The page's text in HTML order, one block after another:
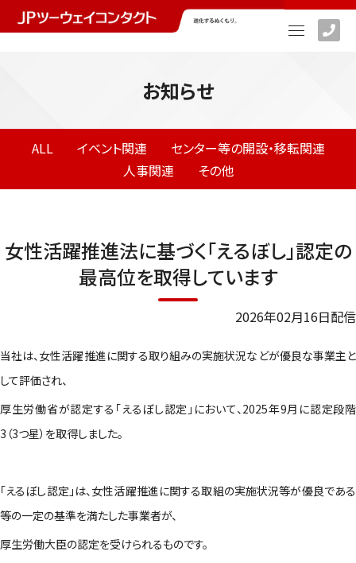
お知らせ
ALL イベント関連
センター等の開設・移転関連
人事関連
その他
女性活躍推進法に基づく「えるぼし」認定の
最高位を取得しています
2026年02月16日配信
当社は、女性活躍推進に関する取り組みの実施状況などが優良な事業主と
して評価され、
厚生労働省が認定する「えるぼし認定」において、2025年9月に認定段階
3（3つ星）を取得しました。
「えるぼし認定」は、女性活躍推進に関する取組の実施状況等が優良である
等の一定の基準を満たした事業者が、
厚生労働大臣の認定を受けられるものです。